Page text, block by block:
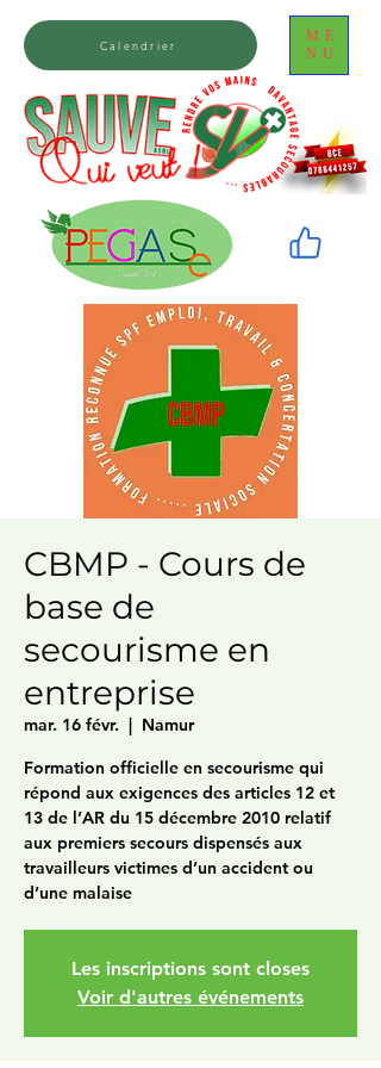
ME
NU
Calendrier
CBMP - Cours de
base de
secourisme en
entreprise
mar. 16 févr.
  |
Namur
Formation officielle en secourisme qui
répond aux exigences des articles 12 et
13 de l’AR du 15 décembre 2010 relatif
aux premiers secours dispensés aux
travailleurs victimes d’un accident ou
d’une malaise
Les inscriptions sont closes
Voir d'autres événements